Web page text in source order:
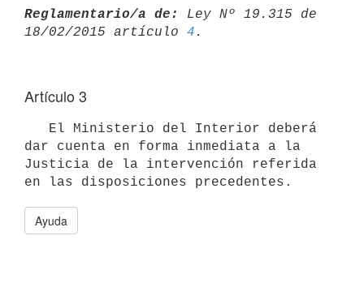
Reglamentario/a de:
Ley Nº 19.315 de
18/02/2015 artículo 4
Artículo 3
dar cuenta en forma inmediata a la
Justicia de la intervención referida
Ayuda